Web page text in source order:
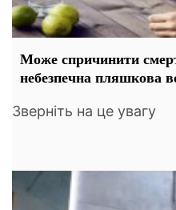
Може спричинити
небезпечна пляшкова
Зверніть на це увагу